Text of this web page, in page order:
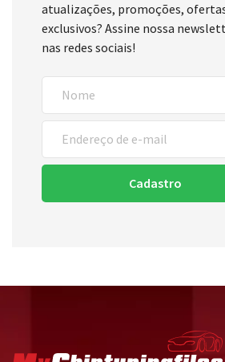
atualizações, promoções,
exclusivos? Assine nossa
nas redes sociais!
Cadastro